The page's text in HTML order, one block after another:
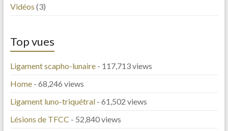
Vidéos (3)
Top vues
Ligament scapho-lunaire- 117,713 views
Home- 68,246 views
Ligament luno-triquétral- 61,502 views
Lésions de TFCC - 52,840 views